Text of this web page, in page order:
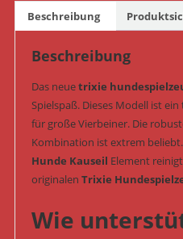
3276)
Menge
Beschreibung
Beschreibung
Das neuetrixie
Spielspaß. Dieses Modell ist ein
für große Vierbeiner. Die
Kombination ist extrem
Hunde Kauseil Element
originalen Trixie
Wie